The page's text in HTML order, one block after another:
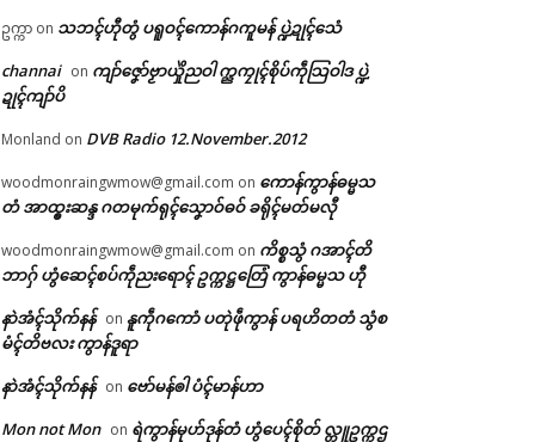
ဥက္ကာ on သဘၚ်ဟီုတွံ ပရူဝၚ်ကောန်ဂကူမန် ပ္ဍဲဍုၚ်သေံ
channai on ကျာ်ဇၞော်ဗၟာယှိုဲညဝါ က္ညကၠုၚ်စိုပ်ကဵုသြဝါဒ ပ္ဍဲ
ဍုၚ်ကျာ်ပိ
Monland on DVB Radio 12.November.2012
woodmonraingwmow@gmail.com on ကောန်ကွာန်ဓမ္မသ
တံ အာထ္ၜးဆန္ဒ ဂတမုက်ရုၚ်သၞောဝ်ဓဝ် ခရိုၚ်မတ်မလီု
woodmonraingwmow@gmail.com on ကိစ္စသွံ ဂအာၚ်တိ
ဘာဂှ် ဟွံဆေၚ်စပ်ကဵုညးရောၚ် ဥက္ကဋ္ဌတြေံ ကွာန်ဓမ္မသ ဟီု
နာဲအံၚ်သိုက်နန် on နူကဵုဂကောံ ပတုဲဖဵုကွာန် ပရဟိတတံ သွံစ
မံၚ်တိဗလး ကွာန်ဒူရာ
နာဲအံၚ်သိုက်နန် on ဗော်မန်ၜါ ပံၚ်မာန်ဟာ
Mon not Mon on ရဲကွာန်မုဟ်ဒုန်တံ ဟွံပေၚ်စိုတ် လ္တူဥက္ကဌ